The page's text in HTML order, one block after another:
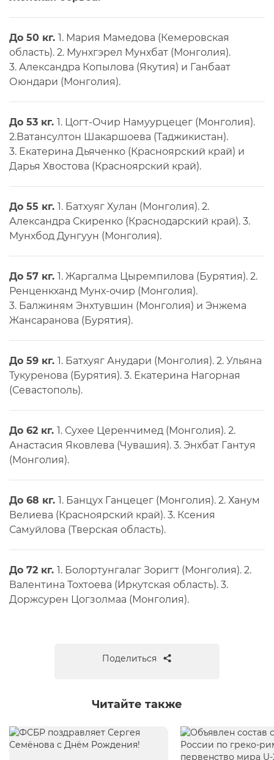
До 50 кг. 1. Мария Мамедова (Кемеровская
область). 2. Мунхгэрел Мунхбат (Монголия).
3. Александра Копылова (Якутия) и Ганбаат
Оюндари (Монголия).
До 53 кг. 1. Цогт-Очир Намуурцецег (Монголия).
2.Ватансултон Шакаршоева (Таджикистан).
3. Екатерина Дьяченко (Красноярский край) и
Дарья Хвостова (Красноярский край).
До 55 кг. 1. Батхуяг Хулан (Монголия). 2.
Александра Скиренко (Краснодарский край). 3.
Мунхбод Дунгуун (Монголия).
До 57 кг. 1. Жаргалма Цыремпилова (Бурятия). 2.
Ренценкханд Мунх-очир (Монголия).
3. Балжиням Энхтувшин (Монголия) и Энжема
Жансаранова (Бурятия).
До 59 кг. 1. Батхуяг Анудари (Монголия). 2. Ульяна
Тукуренова (Бурятия). 3. Екатерина Нагорная
(Севастополь).
До 62 кг. 1. Сухее Церенчимед (Монголия). 2.
Анастасия Яковлева (Чувашия). 3. Энхбат Гантуя
(Монголия).
До 68 кг. 1. Банцух Ганцецег (Монголия). 2. Ханум
Велиева (Красноярский край). 3. Ксения
Самуйлова (Тверская область).
До 72 кг. 1. Болортунгалаг Зоригт (Монголия). 2.
Валентина Тохтоева (Иркутская область). 3.
Доржсурен Цогзолмаа (Монголия).
Поделиться
Читайте также